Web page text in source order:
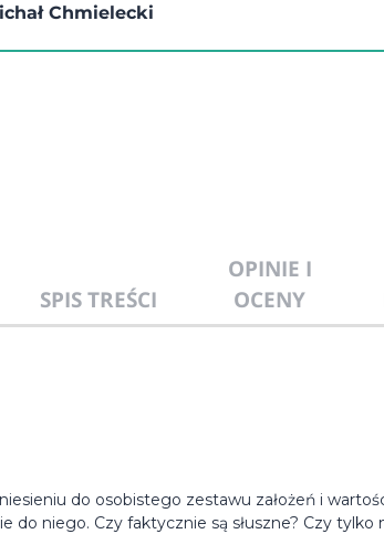
Chmielecki
SPIS TREŚCI
OPINIE I
OCENY
do osobistego zestawu założeń i
do niego. Czy faktycznie są słuszne? Czy tylko